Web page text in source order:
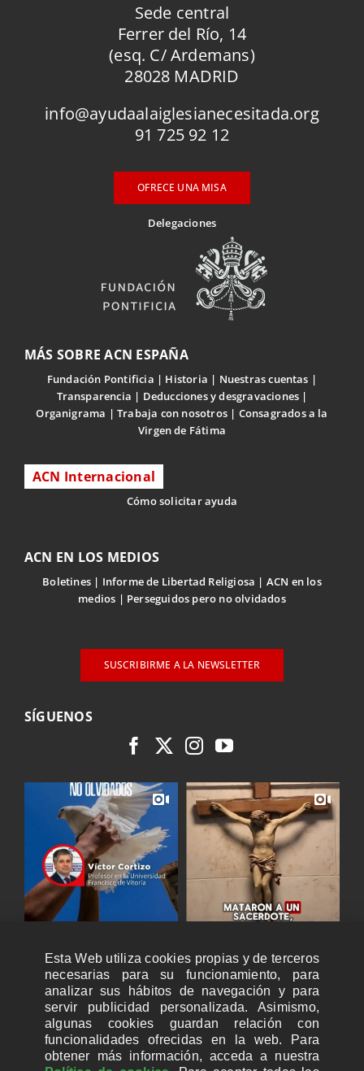
Sede central
Ferrer del Río, 14
(esq. C/ Ardemans)
28028 MADRID
info@ayudaalaiglesianecesitada.org
91 725 92 12
OFRECE UNA MISA
Delegaciones
MÁS SOBRE ACN ESPAÑA
Fundación Pontificia Historia
Nuestras cuentas
Transparencia
Deducciones y desgravaciones
Organigrama
Trabaja con nosotros
Consagrados a la
Virgen de Fátima
ACN Internacional
Cómo solicitar ayuda
ACN EN LOS MEDIOS
Boletines Informe de Libertad Religiosa
ACN en los
medios
Perseguidos pero no olvidados
SUSCRIBIRME A LA NEWSLETTER
SÍGUENOS
Esta Web utiliza cookies propias y de terceros
necesarias para su funcionamiento, para
analizar sus hábitos de navegación y para
servir publicidad personalizada. Asimismo,
algunas cookies guardan relación con
funcionalidades ofrecidas en la web. Para
obtener más información, acceda a nuestra